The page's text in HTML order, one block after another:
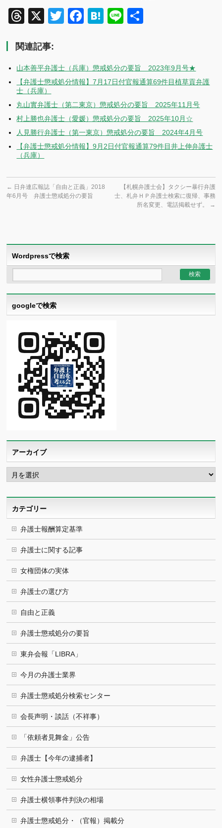
Threads
X TwitterFacebook
Hatena
Line
関連記事:
山本善平弁護士（兵庫）懲戒処分の要旨 2023年9月号★
【弁護士懲戒処分情報】7月17日付官報通算69件目植草貢弁護
士（兵庫）
丸山實弁護士（第二東京）懲戒処分の要旨 2025年11月号
村上勝也弁護士（愛媛）懲戒処分の要旨 2025年10月☆
人見勝行弁護士（第一東京）懲戒処分の要旨 2024年4月号
【弁護士懲戒処分情報】9月2日付官報通算79件目井上伸弁護士
（兵庫）
← 日弁連広報誌「自由と正義」2018
年6月号 弁護士懲戒処分の要旨
【札幌弁護士会】タクシー暴行弁護
士、札弁ＨＰ弁護士検索に復帰、事務
所名変更、電話掲載せず。
→
Wordpressで検索
googleで検索
アーカイブ
ア
ー
カ
カテゴリー
弁護士報酬算定基準
弁護士に関する記事
女権団体の実体
弁護士の選び方
自由と正義
弁護士懲戒処分の要旨
東弁会報「LIBRA」
今月の弁護士業界
弁護士懲戒処分検索センター
会長声明・談話（不祥事）
「依頼者見舞金」公告
弁護士【今年の逮捕者】
女性弁護士懲戒処分
弁護士横領事件判決の相場
弁護士懲戒処分・（官報）掲載分